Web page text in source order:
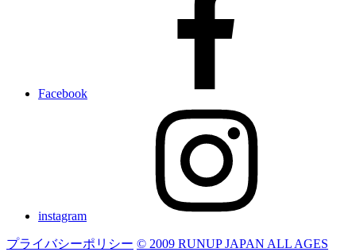
Facebook
instagram
プライバシーポリシー © 2009 RUNUP JAPAN ALL AGES